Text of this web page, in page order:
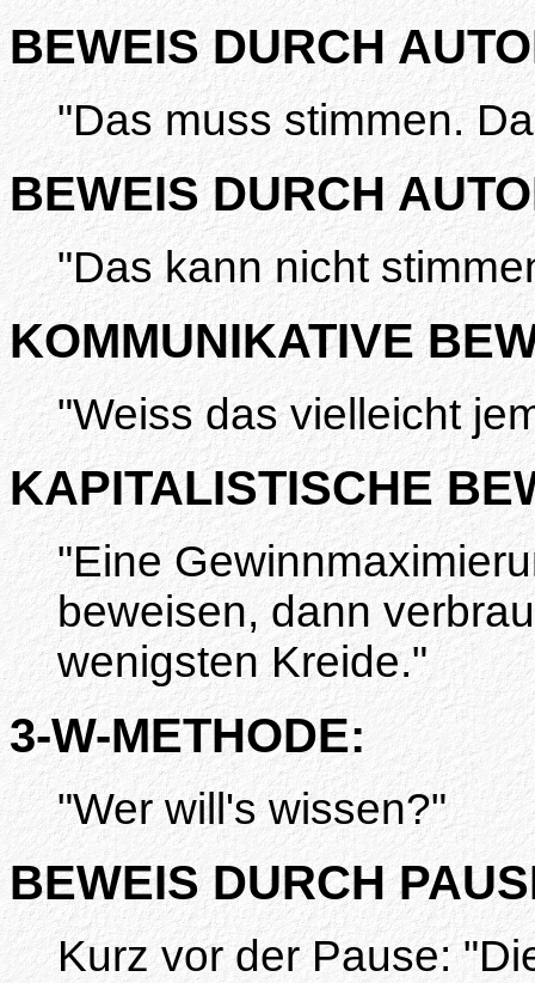
BEWEIS DURCH
"Das muss stimmen.
BEWEIS DURCH
"Das kann nicht
KOMMUNIKATIVE
"Weiss das vielleicht
KAPITALISTISCHE
"Eine
beweisen, dann
wenigsten Kreide."
3-W-METHODE:
"Wer will's wissen?"
BEWEIS DURCH
Kurz vor der Pause: